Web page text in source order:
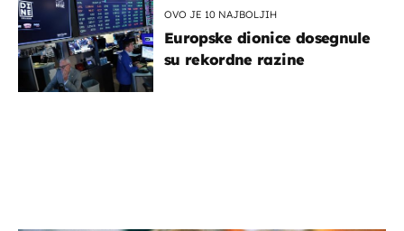
OVO JE 10 NAJBOLJIH
Europske dionice dosegnule
su rekordne razine